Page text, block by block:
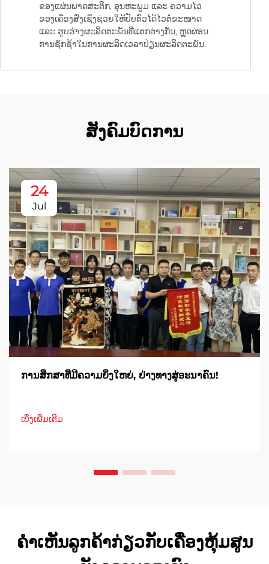
ຂອງແຜ່ນພາດສະຕິກ, ອຸນຫະພູມ ແລະ ຄວາມໄວ
ຂອງເຄື່ອງສົ່ງເຊິ່ງຊ່ວຍໃຫ້ປັບຕົວໄດ້ໄວຕໍ່ຂະໜາດ
ແລະ ຮູບຮ່າງຜະລິດຕະພັນທີ່ແຕກຕ່າງກັນ, ຫຼຸດຜ່ອນ
ການຊັກຊ້າໃນການຜະລິດເວລາປ່ຽນຜະລິດຕະພັນ.
ສັງຄົມບົດການ
24
Jul
ການສຶກສາທີ່ມີຄວາມຍິ່ງໃຫຍ່, ຢ່າງທາງສູ່ອະນາຄົນ!
ເບິ່ງເພີ່ມເຕີມ
ຄຳເຫັນລູກຄ້າກ່ຽວກັບເຄື່ອງຫຸ້ມສູນ